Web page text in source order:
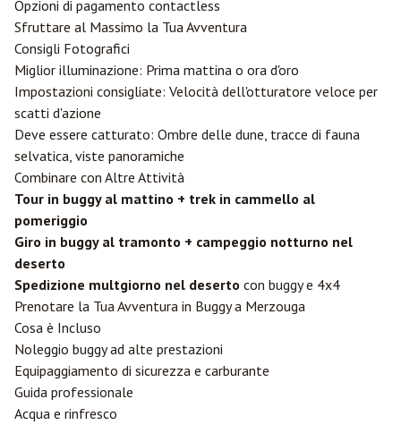
Opzioni di pagamento contactless
Sfruttare al Massimo la Tua Avventura
Consigli Fotografici
Miglior illuminazione: Prima mattina o ora d'oro
Impostazioni consigliate: Velocità dell'otturatore veloce per
scatti d'azione
Deve essere catturato: Ombre delle dune, tracce di fauna
selvatica, viste panoramiche
Combinare con Altre Attività
Tour in buggy al mattino + trek in cammello al
pomeriggio
Giro in buggy al tramonto + campeggio notturno nel
deserto
Spedizione multgiorno nel deserto con buggy e 4x4
Prenotare la Tua Avventura in Buggy a Merzouga
Cosa è Incluso
Noleggio buggy ad alte prestazioni
Equipaggiamento di sicurezza e carburante
Guida professionale
Acqua e rinfresco